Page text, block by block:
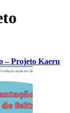
– Projeto Kaeru